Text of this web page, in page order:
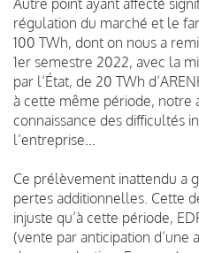
régulation du marché et le
100 TWh, dont on nous a
1er semestre 2022, avec la
par l’État, de 20 TWh
à cette même période, notre
connaissance des difficultés
l’entreprise…
Ce prélèvement inattendu a
pertes additionnelles. Cette
injuste qu’à cette période,
(vente par anticipation d’une